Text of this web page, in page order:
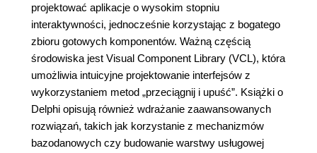
projektować aplikacje o wysokim stopniu
interaktywności, jednocześnie korzystając z bogatego
zbioru gotowych komponentów. Ważną częścią
środowiska jest Visual Component Library (VCL), która
umożliwia intuicyjne projektowanie interfejsów z
wykorzystaniem metod „przeciągnij i upuść”. Książki o
Delphi opisują również wdrażanie zaawansowanych
rozwiązań, takich jak korzystanie z mechanizmów
bazodanowych czy budowanie warstwy usługowej